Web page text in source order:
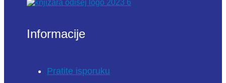
Informacije
Pratite isporuku